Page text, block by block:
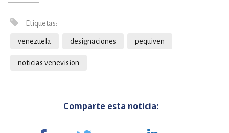
Etiquetas:
venezuela designaciones pequiven
noticias venevision
Comparte esta noticia: